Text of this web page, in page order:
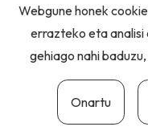
Webgune honek
errazteko eta
gehiago nahi
Onartu